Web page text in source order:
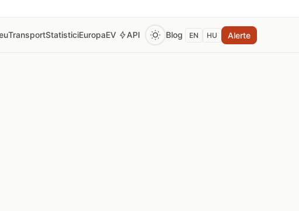
TransportStatisticiEuropaEV API Blog EN HU Alerte